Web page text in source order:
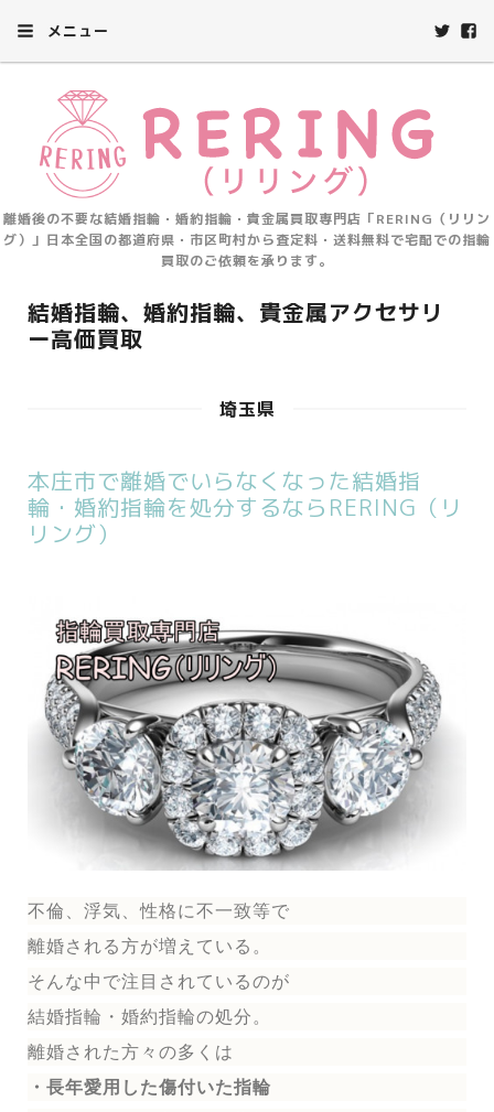
メニュー
離婚後の不要な結婚指輪・婚約指輪・貴金属買取専門店「RERING（リリン
グ）」日本全国の都道府県・市区町村から査定料・送料無料で宅配での指輪
買取のご依頼を承ります。
結婚指輪、婚約指輪、貴金属アクセサリ
ー高価買取
埼玉県
本庄市で離婚でいらなくなった結婚指
輪・婚約指輪を処分するならRERING（リ
リング）
不倫、浮気、性格に不一致等で
離婚される方が増えている。
そんな中で注目されているのが
結婚指輪 ・婚約指輪の処分。
離婚された方々の多くは
・長年愛用した傷付いた指輪